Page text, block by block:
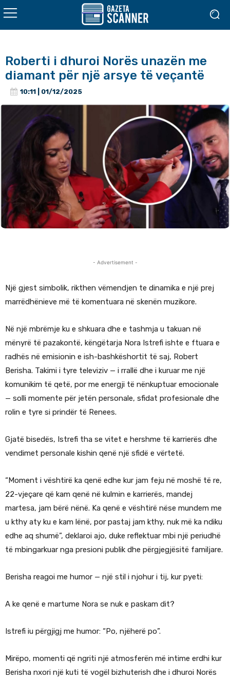
Roberti i dhuroi Norës unazën me
diamant për një arsye të veçantë
10:11 | 01/12/2025
- Advertisement -
Një gjest simbolik, rikthen vëmendjen te dinamika e një prej
marrëdhënieve më të komentuara në skenën muzikore.
Në një mbrëmje ku e shkuara dhe e tashmja u takuan në
mënyrë të pazakontë, këngëtarja Nora Istrefi ishte e ftuara e
radhës në emisionin e ish-bashkëshortit të saj, Robert
Berisha. Takimi i tyre televiziv — i rrallë dhe i kuruar me një
komunikim të qetë, por me energji të nënkuptuar emocionale
— solli momente për jetën personale, sfidat profesionale dhe
rolin e tyre si prindër të Renees.
Gjatë bisedës, Istrefi tha se vitet e hershme të karrierës dhe
vendimet personale kishin qenë një sfidë e vërtetë.
“Moment i vështirë ka qenë edhe kur jam feju në moshë të re,
22-vjeçare që kam qenë në kulmin e karrierës, mandej
martesa, jam bërë nënë. Ka qenë e vështirë nëse mundem me
u kthy aty ku e kam lënë, por pastaj jam kthy, nuk më ka ndiku
edhe aq shumë”, deklaroi ajo, duke reflektuar mbi një periudhë
të mbingarkuar nga presioni publik dhe përgjegjësitë familjare.
Berisha reagoi me humor — një stil i njohur i tij, kur pyeti:
A ke qenë e martume Nora se nuk e paskam dit?
Istrefi iu përgjigj me humor: “Po, njëherë po”.
Mirëpo, momenti që ngriti një atmosferën më intime erdhi kur
Berisha nxori një kuti të vogël bizhuterish dhe i dhuroi Norës